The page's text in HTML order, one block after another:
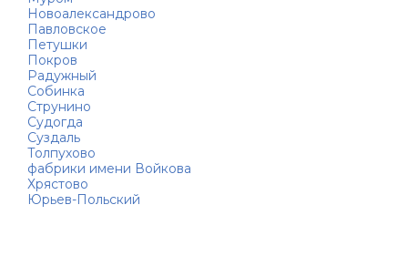
Новоалександрово
Павловское
Петушки
Покров
Радужный
Собинка
Струнино
Судогда
Суздаль
Толпухово
фабрики имени Войкова
Хрястово
Юрьев-Польский